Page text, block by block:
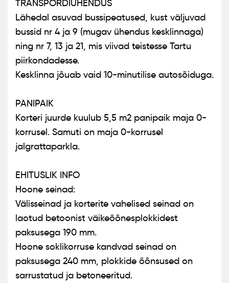
TRANSPORDIÜHENDUS
Lähedal asuvad bussipeatused, kust väljuvad
bussid nr 4 ja 9 (mugav ühendus kesklinnaga)
ning nr 7, 13 ja 21, mis viivad teistesse Tartu
piirkondadesse.
Kesklinna jõuab vaid 10-minutilise autosõiduga.
PANIPAIK
Korteri juurde kuulub 5,5 m2 panipaik maja 0-
korrusel. Samuti on maja 0-korrusel
jalgrattaparkla.
EHITUSLIK INFO
Hoone seinad:
Välisseinad ja korterite vahelised seinad on
laotud betoonist väikeõõnesplokkidest
paksusega 190 mm.
Hoone soklikorruse kandvad seinad on
paksusega 240 mm, plokkide õõnsused on
sarrustatud ja betoneeritud.